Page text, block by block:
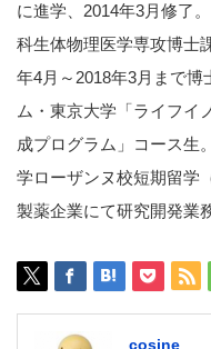
に進学、2014年3月修了
科生体物理医学専攻博士
年4月～2018年3月まで博
ム・東京大学「ライフイ
成プログラム」コース生
学ローザンヌ校短期留学
製薬企業にて研究開発業
cosine